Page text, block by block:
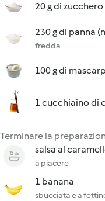
20 g di zucchero
230 g di panna
fredda
100 g di
1 cucchiaino di
Terminare la
salsa al
a piacere
1 banana
sbucciata e a